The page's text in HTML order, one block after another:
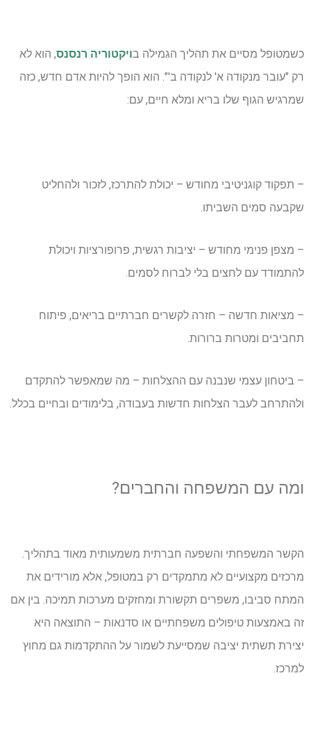
כשמטופל מסיים את תהליך הגמילה בויקטוריה רנסנס, הוא לא
רק "עובר מנקודה א' לנקודה ב'". הוא הופך להיות אדם חדש, כזה
שמרגיש הגוף שלו בריא ומלא חיים, עם:
– תפקוד קוגניטיבי מחודש – יכולת להתרכז, לזכור ולהחליט
שקבעה סמים השביתו.
– מצפן פנימי מחודש – יציבות רגשית, פרופורציות ויכולת
להתמודד עם לחצים בלי לברוח לסמים.
– מציאות חדשה – חזרה לקשרים חברתיים בריאים, פיתוח
תחביבים ומטרות ברורות.
– ביטחון עצמי שנבנה עם ההצלחות – מה שמאפשר להתקדם
ולהתרחב לעבר הצלחות חדשות בעבודה, בלימודים ובחיים בכלל.
ומה עם המשפחה והחברים?
הקשר המשפחתי והשפעה חברתית משמעותית מאוד בתהליך.
מרכזים מקצועיים לא מתמקדים רק במטופל, אלא מורידים את
המתח סביבו, משפרים תקשורת ומחזקים מערכות תמיכה. בין אם
זה באמצעות טיפולים משפחתיים או סדנאות – התוצאה היא
יצירת תשתית יציבה שמסייעת לשמור על ההתקדמות גם מחוץ
למרכז.